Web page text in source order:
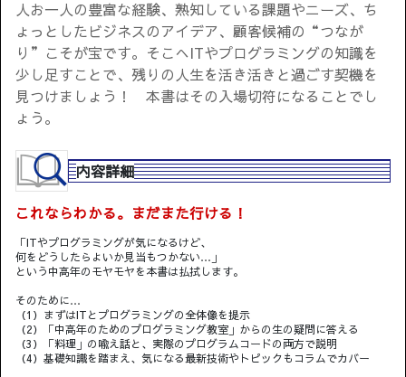
人お一人の豊富な経験、熟知している課題やニーズ、ち
ょっとしたビジネスのアイデア、顧客候補の“つなが
り”こそが宝です。そこへITやプログラミングの知識を
少し足すことで、残りの人生を活き活きと過ごす契機を
見つけましょう！ 本書はその入場切符になることでし
ょう。
内容詳細
これならわかる。まだまた行ける！
「ITやプログラミングが気になるけど、
何をどうしたらよいか見当もつかない…」
という中高年のモヤモヤを本書は払拭します。
そのために…
（1）まずはITとプログラミングの全体像を提示
（2）「中高年のためのプログラミング教室」からの生の疑問に答える
（3）「料理」の喩え話と、実際のプログラムコードの両方で説明
（4）基礎知識を踏まえ、気になる最新技術やトピックもコラムでカバー